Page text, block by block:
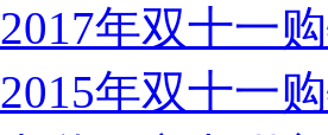
2017年双十一
2015年双十一